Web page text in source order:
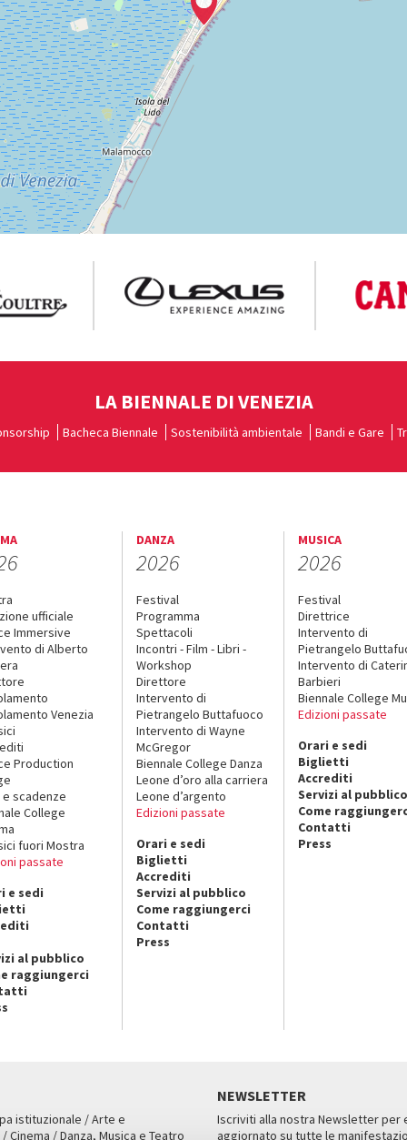
LA BIENNALE DI VENEZIA
Bacheca Biennale Sostenibilità ambientale Bandi e Gare
ufficiale
Immersive
di Alberto
Venezia
Production
e scadenze
College
fuori Mostra
passate
e sedi
al pubblico
raggiungerci
DANZA
2026
Festival
Programma
Spettacoli
Incontri - Film - Libri -
Workshop
Direttore
Intervento di
Pietrangelo Buttafuoco
Intervento di Wayne
McGregor
Biennale College Danza
Leone d’oro alla carriera
Leone d’argento
Edizioni passate
Orari e sedi
Biglietti
Accrediti
Servizi al pubblico
Come raggiungerci
Contatti
Press
MUSICA
2026
Festival
Direttrice
Intervento di
Pietrangelo
Intervento di
Barbieri
Biennale College
Edizioni passate
Orari e sedi
Biglietti
Accrediti
Servizi al pubblico
Come
Contatti
Press
istituzionale / Arte e
Cinema / Danza, Musica e Teatro
NEWSLETTER
Iscriviti alla nostra Newsletter per
aggiornato su tutte le